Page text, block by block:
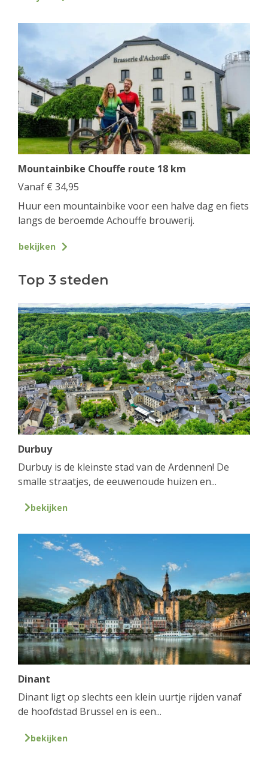
Mountainbike Chouffe route 18 km
Vanaf € 34,95
Huur een mountainbike voor een halve dag en fiets
langs de beroemde Achouffe brouwerij.
bekijken
Top 3 steden
Durbuy
Durbuy is de kleinste stad van de Ardennen! De
smalle straatjes, de eeuwenoude huizen en...
bekijken
Dinant
Dinant ligt op slechts een klein uurtje rijden vanaf
de hoofdstad Brussel en is een...
bekijken